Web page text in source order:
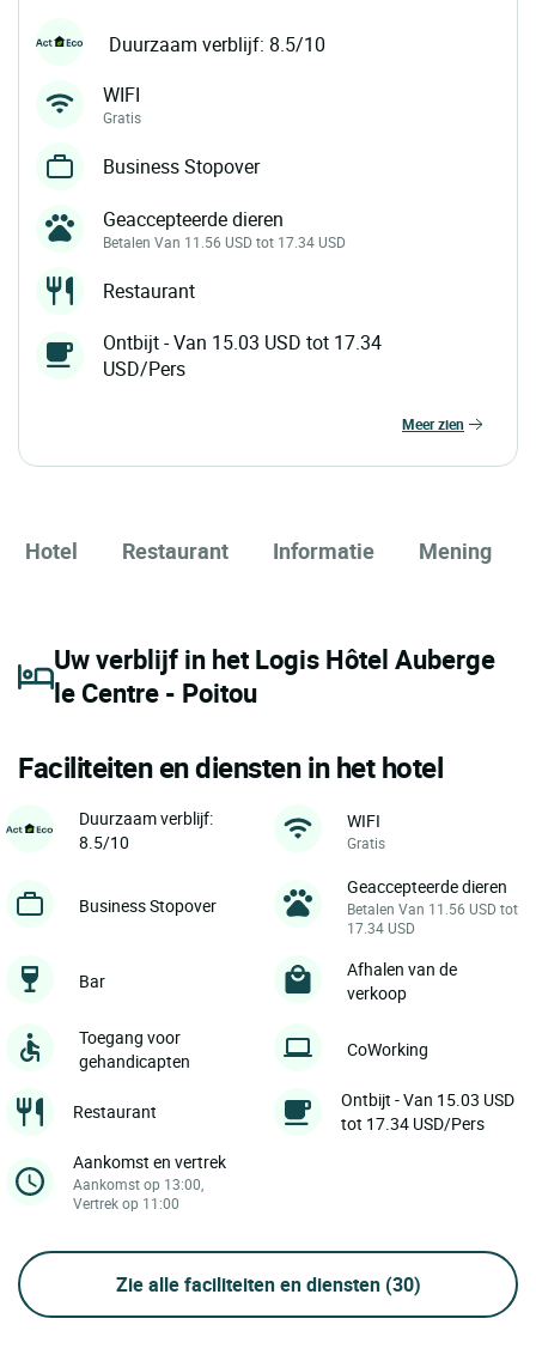
Duurzaam verblijf: 8.5/10
WIFI
Gratis
Business Stopover
Geaccepteerde dieren
Betalen Van 11.56 USD tot 17.34 USD
Restaurant
Ontbijt - Van 15.03 USD tot 17.34
USD/Pers
meer zien
Hotel Restaurant Informatie Mening
Uw verblijf in het Logis Hôtel Auberge
le Centre - Poitou
Faciliteiten en diensten in het hotel
Duurzaam verblijf:
8.5/10
WIFI
Gratis
Business Stopover
Geaccepteerde dieren
Betalen Van 11.56 USD tot
17.34 USD
Bar
Afhalen van de
verkoop
Toegang voor
gehandicapten
CoWorking
Restaurant
Ontbijt - Van 15.03 USD
tot 17.34 USD/Pers
Aankomst en vertrek
Aankomst op 13:00,
Vertrek op 11:00
Zie alle faciliteiten en diensten (30)